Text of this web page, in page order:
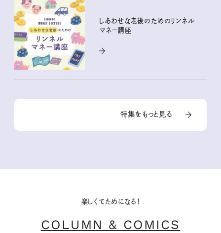
しあわせな老後のためのリンネル
マネー講座
特集をもっと見る
楽しくてためになる！
COLUMN & COMICS